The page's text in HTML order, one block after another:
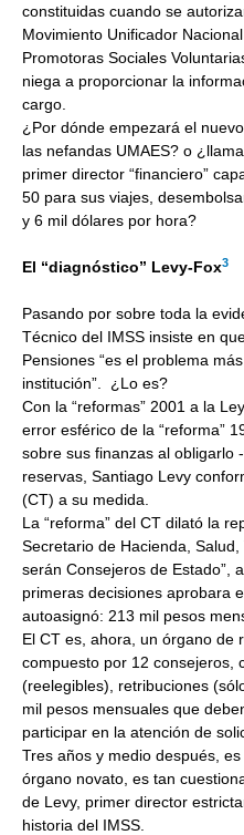
constituidas cuando se
Movimiento Unificador
Promotoras Sociales
niega a proporcionar la
cargo.
¿Por dónde empezará el
las nefandas UMAES? o
primer director “financiero”
50 para sus viajes,
y 6 mil dólares por hora?
El “diagnóstico” Levy-Fox3
Pasando por sobre toda la
Técnico del IMSS insiste en
Pensiones “es el problema
institución”. ¿Lo es?
Con la “reformas” 2001 a la
error esférico de la “reforma”
sobre sus finanzas al obligarlo
reservas, Santiago Levy
(CT) a su medida.
La “reforma” del CT dilató la
Secretario de Hacienda,
serán Consejeros de Estado”,
primeras decisiones aprobara
autoasignó: 213 mil pesos
El CT es, ahora, un órgano de
compuesto por 12 consejeros,
(reelegibles), retribuciones
mil pesos mensuales que
participar en la atención de
Tres años y medio después,
órgano novato, es tan
de Levy, primer director
historia del IMSS.